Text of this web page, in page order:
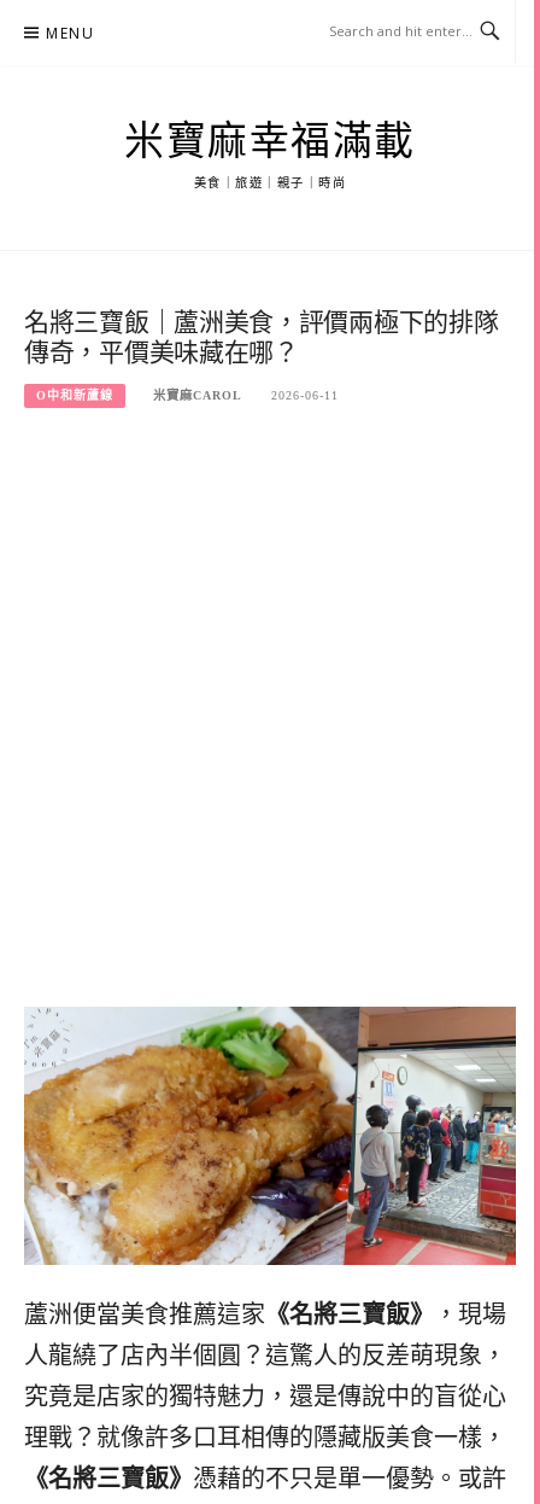
MENU
米寶麻幸福滿載
美食｜旅遊｜親子｜時尚
名將三寶飯｜蘆洲美食，評價兩極下的排隊
傳奇，平價美味藏在哪？
O中和新蘆線 米寶麻CAROL 2026-06-11
蘆洲便當美食推薦這家 《名將三寶飯》
，現場
人龍繞了店內半個圓？這驚人的反差萌現象，
究竟是店家的獨特魅力，還是傳說中的盲從心
理戰？就像許多口耳相傳的隱藏版美食一樣，
《名將三寶飯》 憑藉的不只是單一優勢。或許